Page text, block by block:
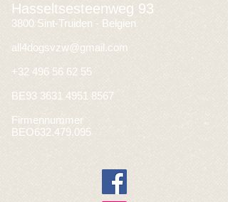
Hasseltsesteenweg 93
3800 Sint-Truiden - Belgien
all4dogsvzw@gmail.com
+32 496 56 62 55
BE93 3631 4951 8567
Firmennummer
BEO632.479.095